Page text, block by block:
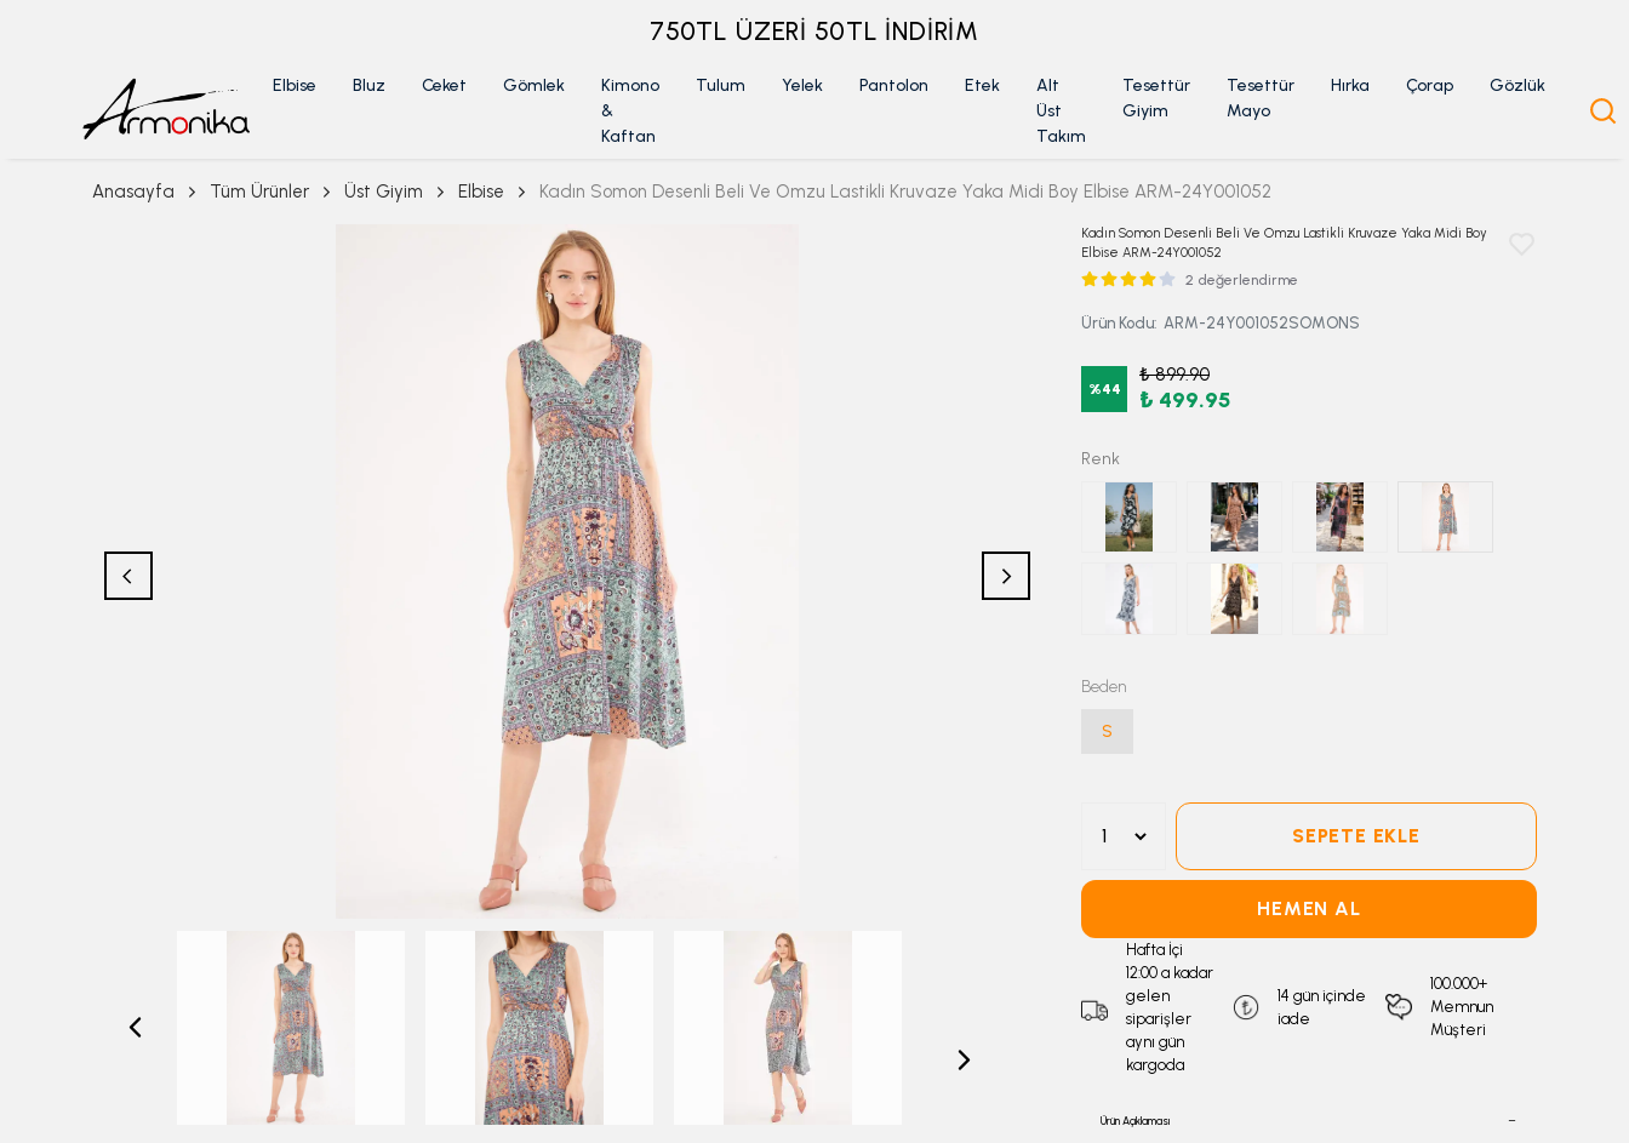
ÜYELİKSİZ SİPARİŞ İADE TALEBİ İÇİN TIKLA
Elbise Bluz Ceket Gömlek
Kimono
&
Kaftan
Tulum Yelek Pantolon Etek
Alt
Üst
Takım
Tesettür
Giyim
Tesettür
Mayo
Hırka Çorap Gözlük
Anasayfa Tüm Ürünler Üst Giyim Elbise Kadın Somon Desenli Beli Ve Omzu Lastikli Kruvaze Yaka Midi Boy Elbise ARM-24Y001052
Kadın Somon Desenli Beli Ve Omzu Lastikli Kruvaze Yaka Midi Boy
Elbise ARM-24Y001052
2 değerlendirme
Ürün Kodu: ARM-24Y001052SOMONS
%44
₺ 899.90
₺ 499.95
Renk
Beden
S
SEPETE EKLE
HEMEN AL
Hafta İçi
12:00 a kadar
gelen
siparişler
aynı gün
kargoda
14 gün içinde
iade
100.000+
Memnun
Müşteri
Ürün Açıklaması